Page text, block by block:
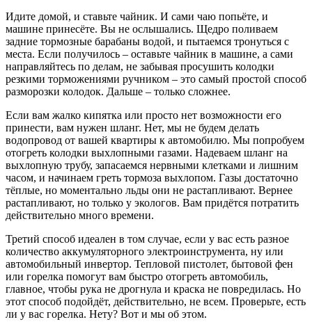
Идите домой, и ставьте чайник. И сами чаю попьёте, и
машине принесёте. Вы не ослышались. Щедро поливаем
задние тормозные барабаны водой, и пытаемся тронуться с
места. Если получилось – оставьте чайник в машине, а сами
направляйтесь по делам, не забывая просушить колодки
резкими торможениями ручником – это самый простой способ
разморозки колодок. Дальше – только сложнее.
Если вам жалко кипятка или просто нет возможности его
принести, вам нужен шланг. Нет, мы не будем делать
водопровод от вашей квартиры к автомобилю. Мы попробуем
отогреть колодки выхлопными газами. Надеваем шланг на
выхлопную трубу, запасаемся нервными клетками и лишним
часом, и начинаем греть тормоза выхлопом. Газы достаточно
тёплые, но моментально льды они не растапливают. Вернее
растапливают, но только у экологов. Вам придётся потратить
действительно много времени.
Третий способ идеален в том случае, если у вас есть разное
количество аккумуляторного электроинструмента, ну или
автомобильный инвертор. Тепловой пистолет, бытовой фен
или горелка помогут вам быстро отогреть автомобиль,
главное, чтобы рука не дрогнула и краска не повредилась. Но
этот способ подойдёт, действительно, не всем. Проверьте, есть
ли у вас горелка. Нету? Вот и мы об этом.